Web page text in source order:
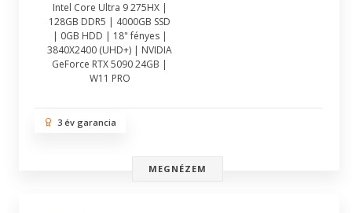
Intel Core Ultra 9 275HX |
128GB DDR5 | 4000GB SSD
| 0GB HDD | 18" fényes |
3840X2400 (UHD+) | NVIDIA
GeForce RTX 5090 24GB |
W11 PRO
3 év garancia
MEGNÉZEM